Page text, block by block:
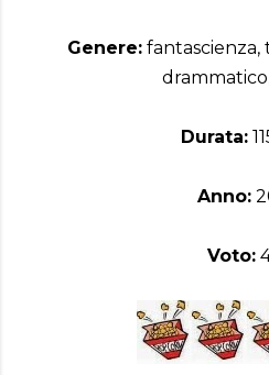
Genere:
Durata:
Anno:
Voto: